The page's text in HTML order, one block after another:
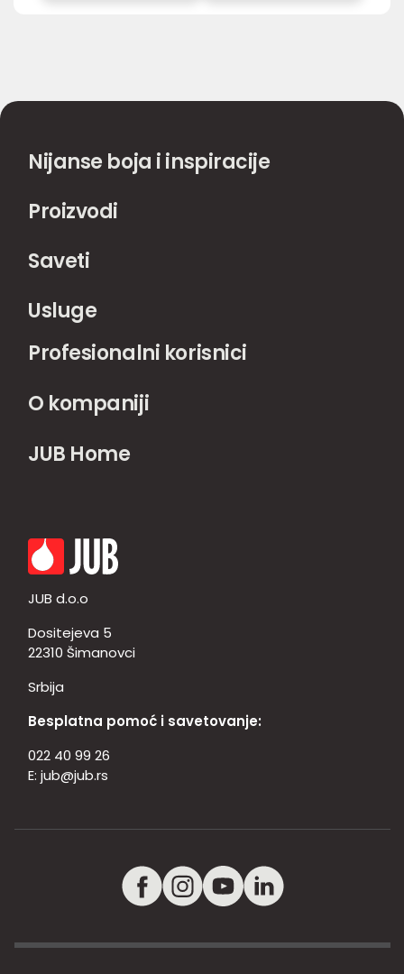
Nijanse boja i inspiracije
Proizvodi
Saveti
Usluge
Profesionalni korisnici
O kompaniji
JUB Home
JUB d.o.o
Dositejeva 5
22310 Šimanovci
Srbija
Besplatna pomoć i savetovanje:
022 40 99 26
E: jub@jub.rs